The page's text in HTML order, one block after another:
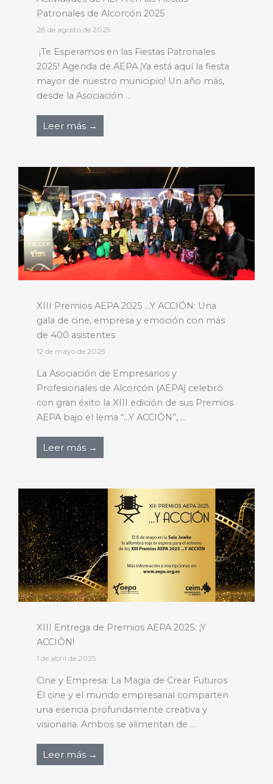
Patronales de Alcorcón 2025
28 de agosto de 2025
¡Te Esperamos en las Fiestas Patronales
2025! Agenda de AEPA ¡Ya está aquí la fiesta
mayor de nuestro municipio! Un año más,
desde la Asociación ...
Leer más →
XIII Premios AEPA 2025 …Y ACCIÓN: Una
gala de cine, empresa y emoción con más
de 400 asistentes
12 de mayo de 2025
La Asociación de Empresarios y
Profesionales de Alcorcón (AEPA) celebró
con gran éxito la XIII edición de sus Premios
AEPA bajo el lema “…Y ACCIÓN”, ...
Leer más →
XIII Entrega de Premios AEPA 2025: ¡Y
ACCIÓN!
1 de abril de 2025
Cine y Empresa: La Magia de Crear Futuros
El cine y el mundo empresarial comparten
una esencia profundamente creativa y
visionaria. Ambos se alimentan de ...
Leer más →